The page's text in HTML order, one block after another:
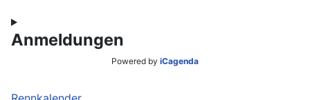
Anmeldungen
Powered by iCagenda